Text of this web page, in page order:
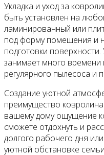
Укладка и уход за
быть установлен на
ламинированный или
под форму помещения и
подготовки
занимает много времени
регулярного пылесоса и
Создание уютной
преимущество
вашему дому ощущение
сможете отдохнуть и
долгого рабочего дня
уютной обстановке